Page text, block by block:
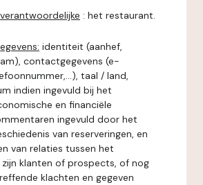
: het restaurant.
identiteit (aanhef,
contactgegevens (e-
taal / land,
indien ingevuld bij het
en financiële
ingevuld door het
van reserveringen, en
van relaties tussen het
klanten of prospects, of nog
klachten en gegeven